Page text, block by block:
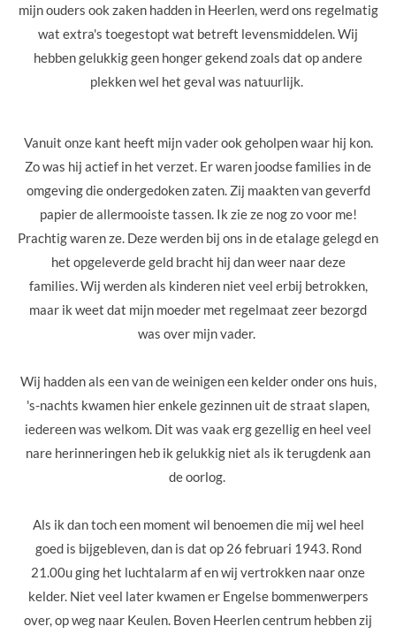
mijn ouders ook zaken hadden in Heerlen, werd ons regelmatig
wat extra's toegestopt wat betreft levensmiddelen. Wij
hebben gelukkig geen honger gekend zoals dat op andere
plekken wel het geval was natuurlijk.
Vanuit onze kant heeft mijn vader ook geholpen waar hij kon.
Zo was hij actief in het verzet. Er waren joodse families in de
omgeving die ondergedoken zaten. Zij maakten van geverfd
papier de allermooiste tassen. Ik zie ze nog zo voor me!
Prachtig waren ze. Deze werden bij ons in de etalage gelegd en
het opgeleverde geld bracht hij dan weer naar deze
families. Wij werden als kinderen niet veel erbij betrokken,
maar ik weet dat mijn moeder met regelmaat zeer bezorgd
was over mijn vader.
Wij hadden als een van de weinigen een kelder onder ons huis,
's-nachts kwamen hier enkele gezinnen uit de straat slapen,
iedereen was welkom. Dit was vaak erg gezellig en heel veel
nare herinneringen heb ik gelukkig niet als ik terugdenk aan
de oorlog.
Als ik dan toch een moment wil benoemen die mij wel heel
goed is bijgebleven, dan is dat op 26 februari 1943. Rond
21.00u ging het luchtalarm af en wij vertrokken naar onze
kelder. Niet veel later kwamen er Engelse bommenwerpers
over, op weg naar Keulen. Boven Heerlen centrum hebben zij